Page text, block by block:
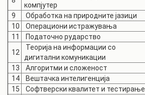
компјутер
9
Обработка на природните јазици
10
Операциони истражувања
11
Податочно рударство
12
Теорија на информации со
дигитални комуникации
13
Алгоритми и сложеност
14
Вештачка интелигенција
15
Софтверски квалитет и тестирање